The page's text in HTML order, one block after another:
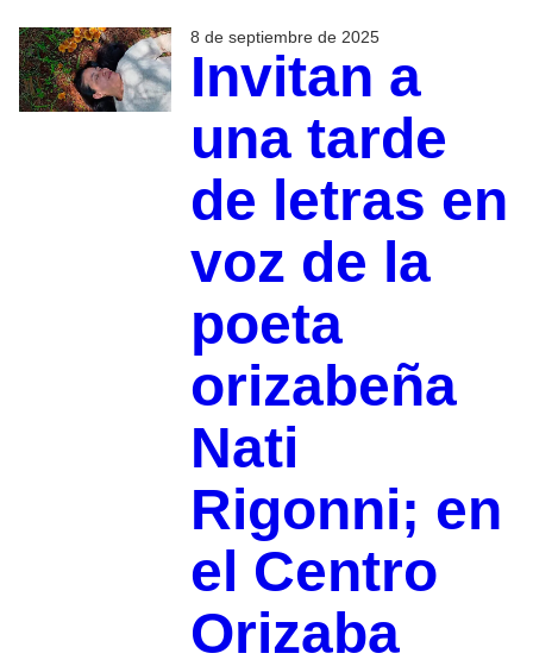
8 de septiembre de 2025
Invitan a
una tarde
de letras en
voz de la
poeta
orizabeña
Nati
Rigonni; en
el Centro
Orizaba